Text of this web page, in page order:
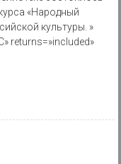
«Народный
культуры. »
returns=»included»